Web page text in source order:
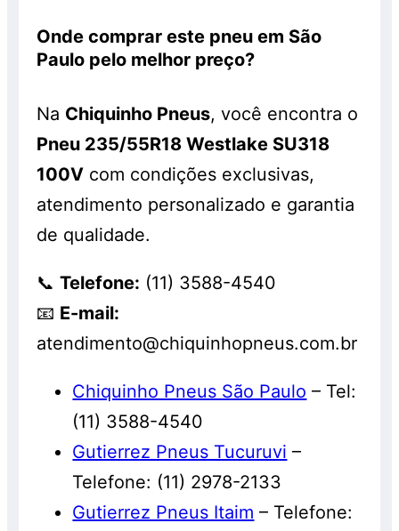
Onde comprar este pneu em São
Paulo pelo melhor preço?
Na Chiquinho Pneus, você encontra o
Pneu 235/55R18 Westlake SU318
100V com condições exclusivas,
atendimento personalizado e garantia
de qualidade.
📞Telefone: (11) 3588-4540
📧 E-mail:
atendimento@chiquinhopneus.com.br
Chiquinho Pneus São Paulo – Tel:
(11) 3588-4540
Gutierrez Pneus Tucuruvi –
Telefone: (11) 2978-2133
Gutierrez Pneus Itaim – Telefone: